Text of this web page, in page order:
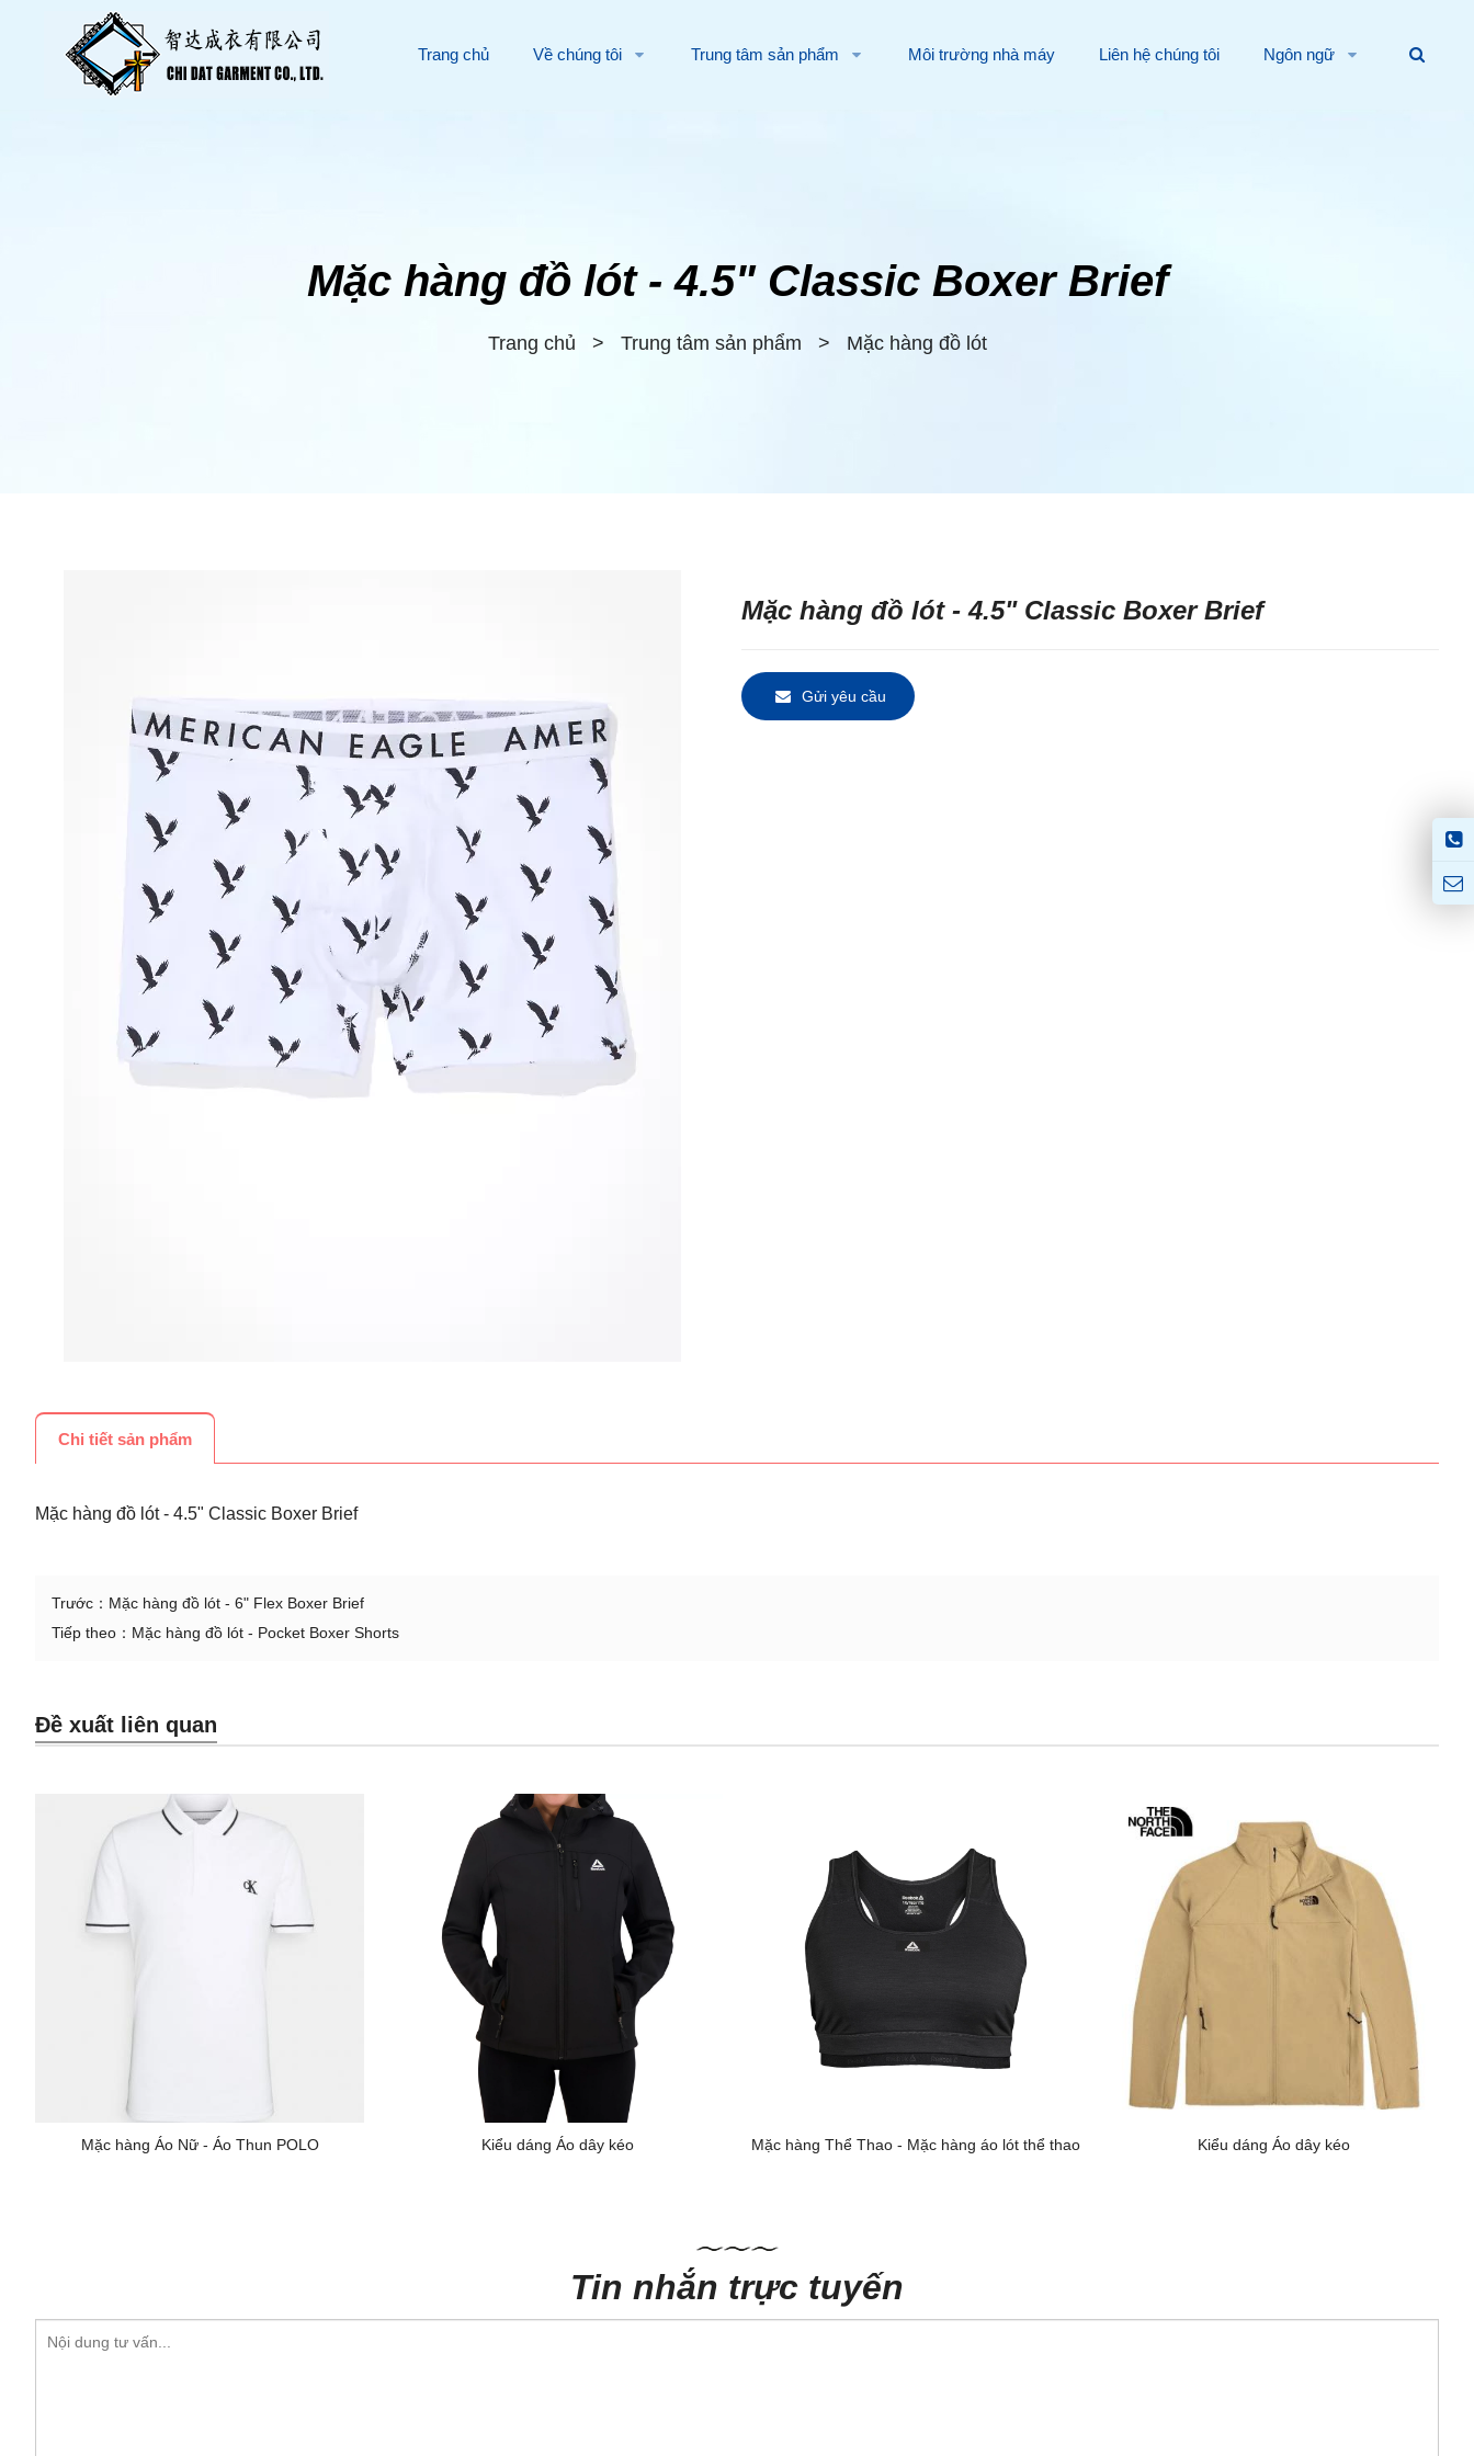
Trang chủ Về chúng tôi Trung tâm sản phẩm Môi trường nhà máy Liên hệ chúng tôi Ngôn ngữ
Mặc hàng đồ lót - 4.5" Classic Boxer Brief
Trang chủ > Trung tâm sản phẩm > Mặc hàng đồ lót
Mặc hàng đồ lót - 4.5" Classic Boxer Brief
Gửi yêu cầu
Chi tiết sản phẩm
Mặc hàng đồ lót - 4.5" Classic Boxer Brief
Trước： Mặc hàng đồ lót - 6" Flex Boxer Brief
Tiếp theo： Mặc hàng đồ lót - Pocket Boxer Shorts
Đề xuất liên quan
Mặc hàng Áo Nữ - Áo Thun POLO Kiểu dáng Áo dây kéo Mặc hàng Thể Thao - Mặc hàng áo lót thể thao Kiểu dáng Áo dây kéo
Tin nhắn trực tuyến